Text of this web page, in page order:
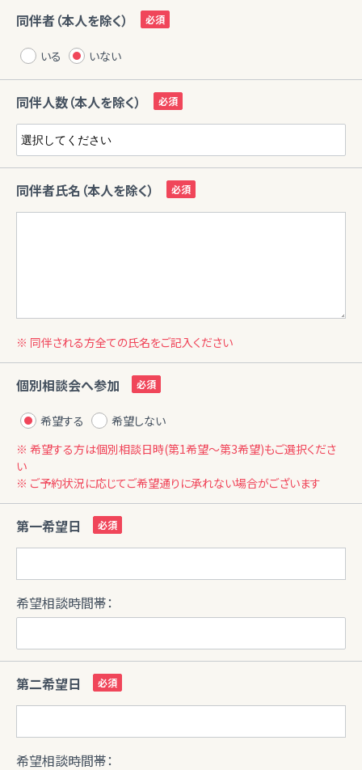
同伴者（本人を除く）
いる いない
同伴人数（本人を除く）
同伴者氏名（本人を除く）
※ 同伴される方全ての氏名をご記入ください
個別相談会へ参加
希望する
希望しない
※ 希望する方は個別相談日時(第1希望〜第3希望)もご選択くださ
い
※ ご予約状況に応じてご希望通りに承れない場合がございます
第一希望日
希望相談時間帯：
第二希望日
希望相談時間帯：